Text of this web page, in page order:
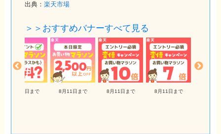
出典：楽天市場
＞＞おすすめバナーすべて見る
8月11日まで 8月11日まで 8月11日まで 8月11日まで